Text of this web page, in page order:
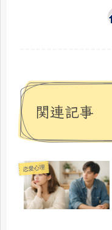
関連記事
恋愛心理